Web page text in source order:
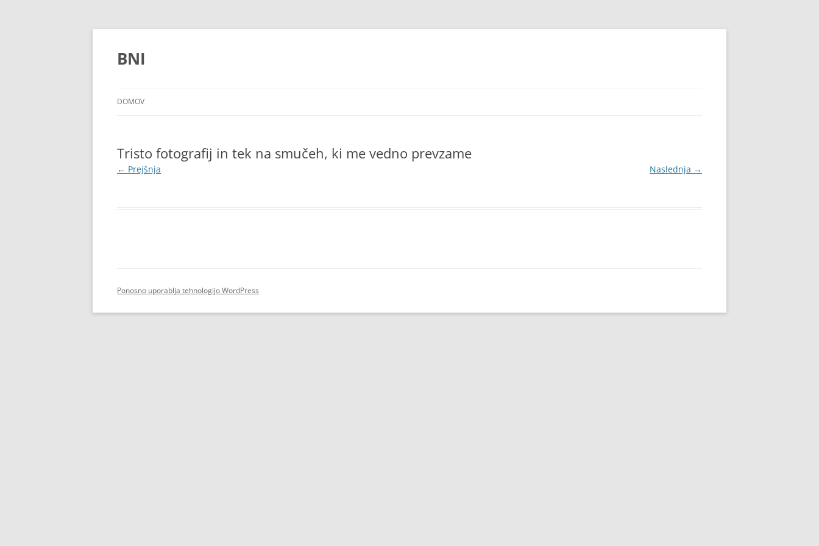
Preskoči
BNI
DOMOV
Tristo fotografij in tek na smučeh, ki me vedno prevzame
← Prejšnja Naslednja →
Ponosno uporablja tehnologijo WordPress